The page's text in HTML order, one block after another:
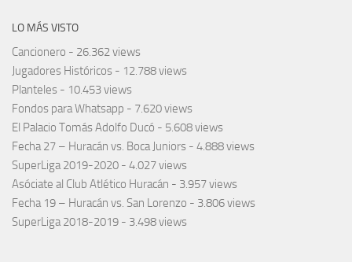
LO MÁS VISTO
Cancionero - 26.362 views
Jugadores Históricos - 12.788 views
Planteles - 10.453 views
Fondos para Whatsapp - 7.620 views
El Palacio Tomás Adolfo Ducó - 5.608 views
Fecha 27 – Huracán vs. Boca Juniors - 4.888 views
SuperLiga 2019-2020 - 4.027 views
Asóciate al Club Atlético Huracán - 3.957 views
Fecha 19 – Huracán vs. San Lorenzo - 3.806 views
SuperLiga 2018-2019 - 3.498 views